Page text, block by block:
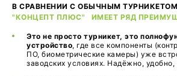
В СРАВНЕНИИ С ОБЫЧНЫМ ТУРНИКЕТОМ
"КОНЦЕПТ ПЛЮС" ИМЕЕТ РЯД
Это не просто турникет, это
устройство, где все компоненты
ПО, биометрические камеры) уже
заводских условиях. Надёжно, удобно,